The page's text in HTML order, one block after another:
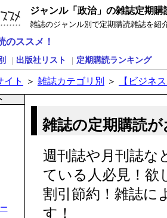
ジャンル「政治」の雑誌定期購
雑誌のジャンル別で定期購読雑誌を紹
のススメ！
出版社リスト 定期購読ランキング
イト ＞ 雑誌カテゴリ別 ＞ 【ビジネ
雑誌の定期購読
週刊誌や月刊誌な
ている人必見！欲
割引節約！雑誌に
す！